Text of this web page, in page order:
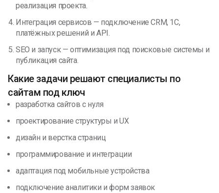
реализация проекта.
Интеграция сервисов — подключение CRM, 1С,
платёжных решений и API.
SEO и запуск — оптимизация под поисковые системы и
публикация сайта.
Какие задачи решают специалисты по
сайтам под ключ
разработка сайтов с нуля
проектирование структуры и UX
дизайн и верстка страниц
программирование и интеграции
адаптация под мобильные устройства
подключение аналитики и форм заявок